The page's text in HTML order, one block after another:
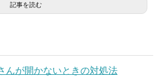
記事を読む
んが開かないときの対処法